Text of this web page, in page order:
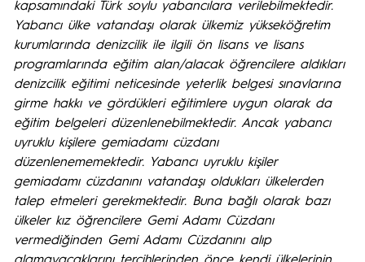
kapsamındaki Türk soylu yabancılara verilebilmektedir.
Yabancı ülke vatandaşı olarak ülkemiz yükseköğretim
kurumlarında denizcilik ile ilgili ön lisans ve lisans
programlarında eğitim alan/alacak öğrencilere aldıkları
denizcilik eğitimi neticesinde yeterlik belgesi sınavlarına
girme hakkı ve gördükleri eğitimlere uygun olarak da
eğitim belgeleri düzenlenebilmektedir. Ancak yabancı
uyruklu kişilere gemiadamı cüzdanı
düzenlenememektedir. Yabancı uyruklu kişiler
gemiadamı cüzdanını vatandaşı oldukları ülkelerden
talep etmeleri gerekmektedir. Buna bağlı olarak bazı
ülkeler kız öğrencilere Gemi Adamı Cüzdanı
vermediğinden Gemi Adamı Cüzdanını alıp
alamayacaklarını tercihlerinden önce kendi ülkelerinin